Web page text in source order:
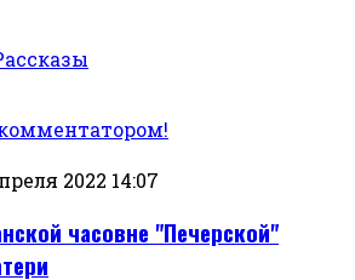
2022 14:07
часовне "Печерской"